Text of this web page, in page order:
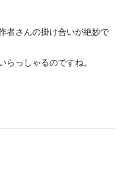
者さんの掛け合いが絶妙で
っしゃるのですね。